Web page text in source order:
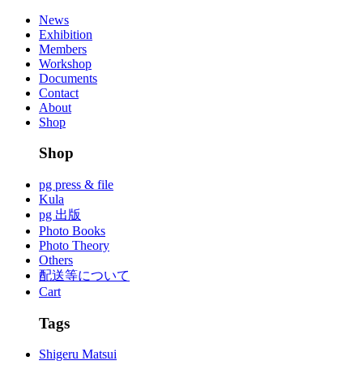
News
Exhibition
Members
Workshop
Documents
Contact
About
Shop
Shop
pg press & file
Kula
pg 出版
Photo Books
Photo Theory
Others
配送等について
Cart
Tags
Shigeru Matsui